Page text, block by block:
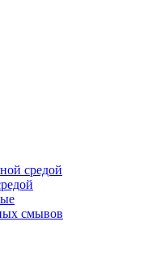
средой
смывов